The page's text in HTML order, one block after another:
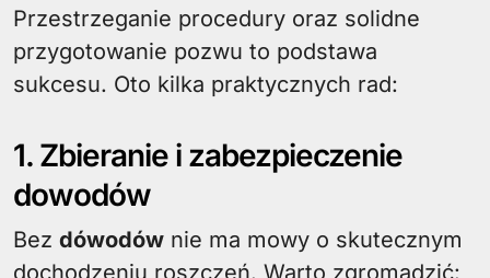
Przestrzeganie procedury oraz solidne
przygotowanie pozwu to podstawa
sukcesu. Oto kilka praktycznych rad:
1. Zbieranie i zabezpieczenie
dowodów
Bez dówodów nie ma mowy o skutecznym
dochodzeniu roszczeń. Warto zgromadzić: